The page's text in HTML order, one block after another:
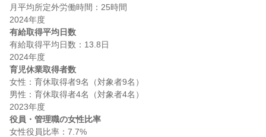
月平均所定外労働時間：25時間
有給取得平均日数
有給取得平均日数：13.8日
育児休業取得者数
女性：育休取得者9名（対象者9名）
男性：育休取得者4名（対象者4名）
役員・管理職の女性比率
女性役員比率：7.7%